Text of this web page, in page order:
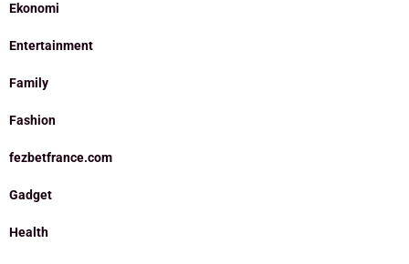
Ekonomi
Entertainment
Family
Fashion
fezbetfrance.com
Gadget
Health